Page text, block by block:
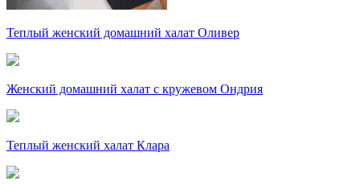
Теплый женский домашний халат Оливер
Женский домашний халат с кружевом Ондрия
Теплый женский халат Клара